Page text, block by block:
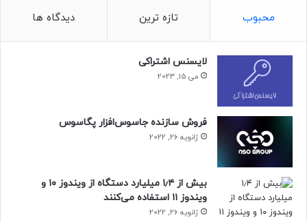
تله‌متری جدید که دچار مشکل شده بود، نسبت داد. آن قطعی
تقریباً ۶ ساعت به طول انجامید که مدت‌زمان غیرمعمولی برای یک
اختلال محسوب می‌شود.
حتما بخوانید :
گوشی پرچمدار مورد انتظار هواوی
منبع : زومیت
محبوب تازه ترین دیدگاه ها
لایسنس اشتراکی
می 15, 2023
فروش سازنده جاسوس‌افزار پگاسوس
ژانویه 26, 2022
بیش از ۱٫۴ میلیارد دستگاه از ویندوز ۱۰ و
ویندوز ۱۱ استفاده می‌کنند
ژانویه 26, 2022